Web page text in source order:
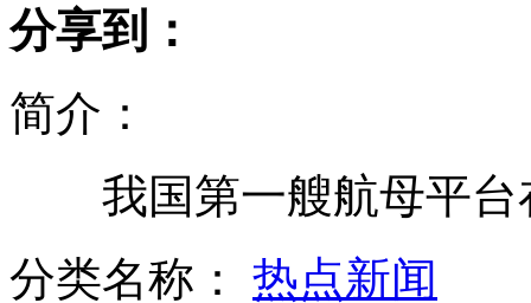
台渔船抵钓岛海域 多次遭日船驱离
分享到：
简介：
我国第一艘航母平台
分类名称： 热点新闻